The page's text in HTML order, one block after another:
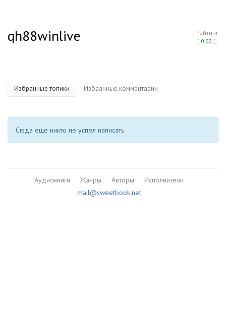
Рейтинг
0.00
qh88winlive
Избранные топики Избранные комментарии
Сюда еще никто не успел написать
Аудиокниги Жанры Авторы
Исполнители
mail@sweetbook.net